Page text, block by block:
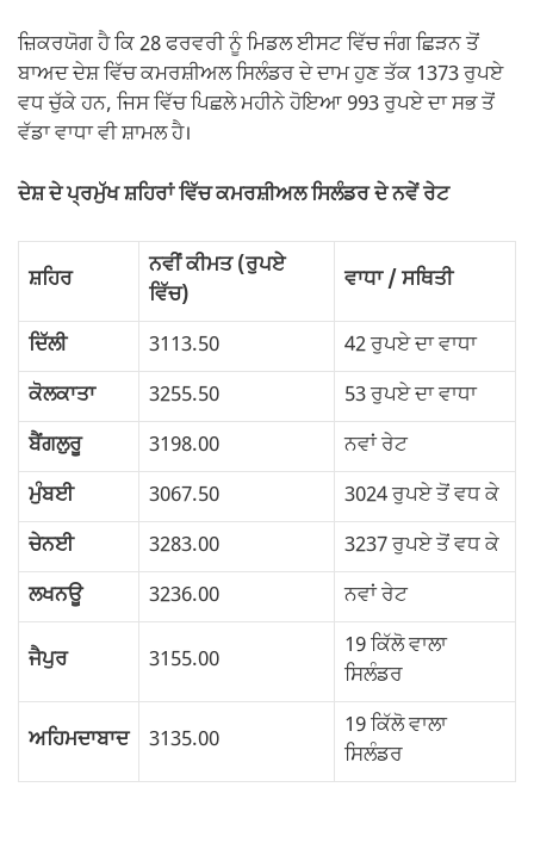
ਜ਼ਿਕਰਯੋਗ ਹੈ ਕਿ 28 ਫਰਵਰੀ ਨੂੰ ਮਿਡਲ ਈਸਟ ਵਿੱਚ ਜੰਗ ਛਿੜਨ ਤੋਂ
ਬਾਅਦ ਦੇਸ਼ ਵਿੱਚ ਕਮਰਸ਼ੀਅਲ ਸਿਲੰਡਰ ਦੇ ਦਾਮ ਹੁਣ ਤੱਕ 1373 ਰੁਪਏ
ਵਧ ਚੁੱਕੇ ਹਨ, ਜਿਸ ਵਿੱਚ ਪਿਛਲੇ ਮਹੀਨੇ ਹੋਇਆ 993 ਰੁਪਏ ਦਾ ਸਭ ਤੋਂ
ਵੱਡਾ ਵਾਧਾ ਵੀ ਸ਼ਾਮਲ ਹੈ।
ਦੇਸ਼ ਦੇ ਪ੍ਰਮੁੱਖ ਸ਼ਹਿਰਾਂ ਵਿੱਚ ਕਮਰਸ਼ੀਅਲ ਸਿਲੰਡਰ ਦੇ ਨਵੇਂ ਰੇਟ
ਸ਼ਹਿਰ
ਨਵੀਂ ਕੀਮਤ (ਰੁਪਏ
ਵਿੱਚ)
ਵਾਧਾ / ਸਥਿਤੀ
ਦਿੱਲੀ 3113.50
42 ਰੁਪਏ ਦਾ ਵਾਧਾ
ਕੋਲਕਾਤਾ
3255.50
53 ਰੁਪਏ ਦਾ ਵਾਧਾ
ਬੈਂਗਲੁਰੂ
3198.00
ਨਵਾਂ ਰੇਟ
ਮੁੰਬਈ
3067.50
3024 ਰੁਪਏ ਤੋਂ ਵਧ ਕੇ
ਚੇਨਈ
3283.00
3237 ਰੁਪਏ ਤੋਂ ਵਧ ਕੇ
ਲਖਨਊ
3236.00 ਨਵਾਂ ਰੇਟ
ਜੈਪੁਰ 3155.00
19 ਕਿੱਲੋ ਵਾਲਾ
ਸਿਲੰਡਰ
ਅਹਿਮਦਾਬਾਦ 3135.00
19 ਕਿੱਲੋ ਵਾਲਾ
ਸਿਲੰਡਰ